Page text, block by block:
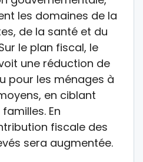
les domaines de la
de la santé et du
le plan fiscal, le
une réduction de
pour les ménages à
en ciblant
En
fiscale des
sera augmentée.